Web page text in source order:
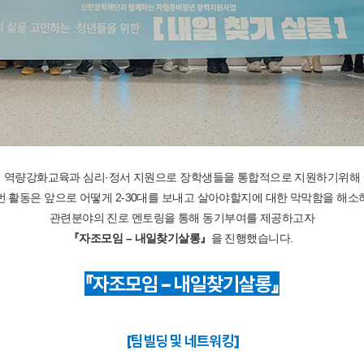
역량강화교육과 심리·정서 지원으로 장학생들을 통합적으로 지원하기위해
활동은 앞으로 어떻게 2-30대를 보내고 살아야할지에 대한 막막함을 해소
관련분야의 진로 멘토링을 통해 동기부여를 제공하고자
『자조모임 – 내일찾기살롱』 을 진행했습니다.
『자조모임 – 내일찾기살롱』
[팀빌딩 및 네트워킹]